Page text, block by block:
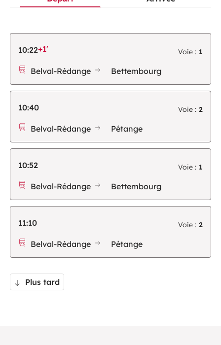
10:22+1' Voie : 1
Belval-Rédange Bettembourg
10:40 Voie : 2
Belval-Rédange Pétange
10:52 Voie : 1
Belval-Rédange Bettembourg
11:10 Voie : 2
Belval-Rédange Pétange
Plus tard